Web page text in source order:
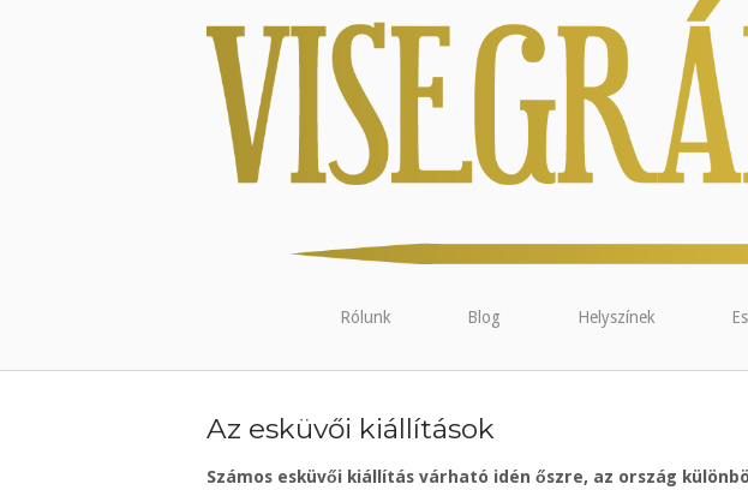
Rólunk Blog Helyszínek
Az esküvői kiállítások
Számos esküvői kiállítás várható idén őszre, az ország